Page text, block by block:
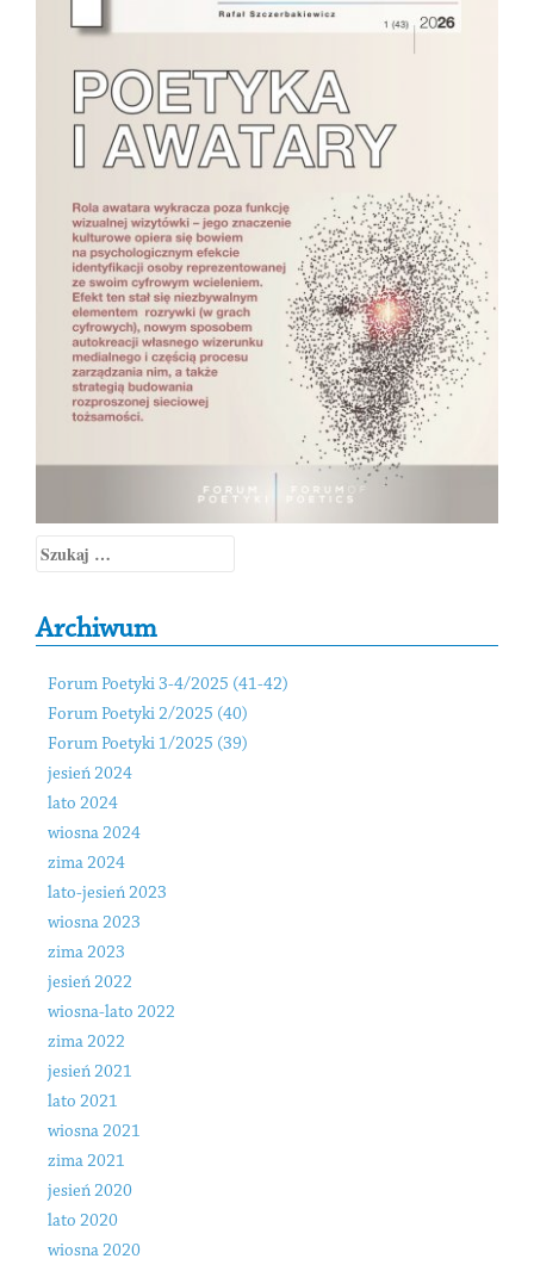
Szukaj:
Archiwum
Forum Poetyki 3-4/2025 (41-42)
Forum Poetyki 2/2025 (40)
Forum Poetyki 1/2025 (39)
jesień 2024
lato 2024
wiosna 2024
zima 2024
lato-jesień 2023
wiosna 2023
zima 2023
jesień 2022
wiosna-lato 2022
zima 2022
jesień 2021
lato 2021
wiosna 2021
zima 2021
jesień 2020
lato 2020
wiosna 2020